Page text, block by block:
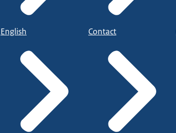
English Contact